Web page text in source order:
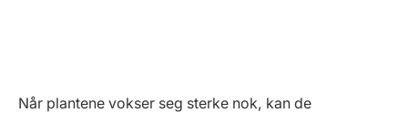
Når plantene vokser seg sterke nok, kan de